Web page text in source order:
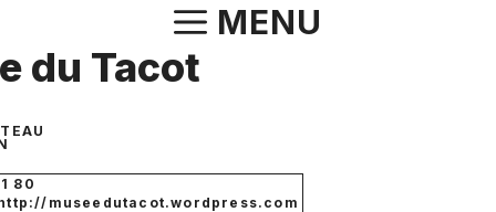
contenu
MENU
du Tacot
80
museedutacot.wordpress.com